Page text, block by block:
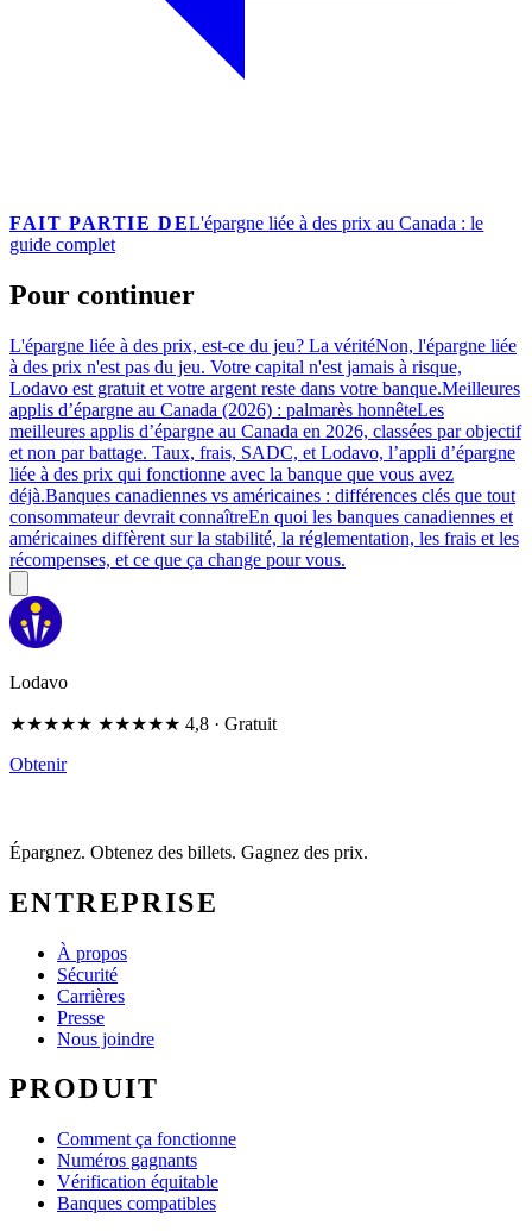
FAIT PARTIE DEL'épargne liée à des prix au Canada : le
guide complet
Pour continuer
L'épargne liée à des prix, est-ce du jeu? La véritéNon, l'épargne liée
à des prix n'est pas du jeu. Votre capital n'est jamais à risque,
Lodavo est gratuit et votre argent reste dans votre banque.Meilleures
applis d’épargne au Canada (2026) : palmarès honnêteLes
meilleures applis d’épargne au Canada en 2026, classées par objectif
et non par battage. Taux, frais, SADC, et Lodavo, l’appli d’épargne
liée à des prix qui fonctionne avec la banque que vous avez
déjà.Banques canadiennes vs américaines : différences clés que tout
consommateur devrait connaîtreEn quoi les banques canadiennes et
américaines diffèrent sur la stabilité, la réglementation, les frais et les
récompenses, et ce que ça change pour vous.
Lodavo
★★★★★ ★★★★★ 4,8 · Gratuit
Obtenir
Épargnez. Obtenez des billets. Gagnez des prix.
ENTREPRISE
À propos
Sécurité
Carrières
Presse
Nous joindre
PRODUIT
Comment ça fonctionne
Numéros gagnants
Vérification équitable
Banques compatibles